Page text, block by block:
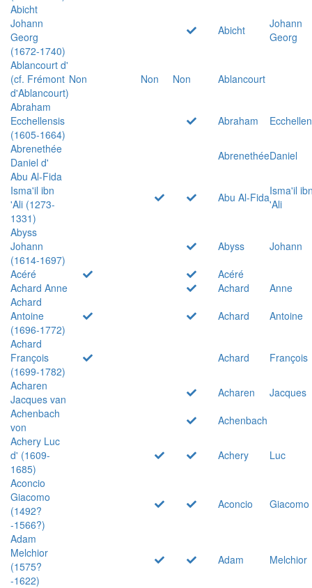
Abicht
Johann
Georg
(1672-1740)
Abicht
Johann
Georg
Ablancourt d'
(cf. Frémont
d'Ablancourt)
Non Non Non
Ablancourt
Abraham
Ecchellensis
(1605-1664)
Abraham
Abrenethée
Daniel d'
AbrenethéeDaniel
Abu Al-Fida
Isma'il ibn
'Ali (1273-
1331)
Abu Al-FidaIsma'il
'Ali
Abyss
Johann
(1614-1697)
Abyss
Johann
Acéré
Acéré
Achard Anne
Achard
Anne
Achard
Antoine
(1696-1772)
Achard
Antoine
Achard
François
(1699-1782)
Achard
François
Acharen
Jacques van
Acharen
Jacques
Achenbach
von
Achenbach
Achery Luc
d' (1609-
1685)
Achery
Luc
Aconcio
Giacomo
(1492?
-1566?)
Aconcio Giacomo
Adam
Melchior
(1575?
-1622)
Adam Melchior